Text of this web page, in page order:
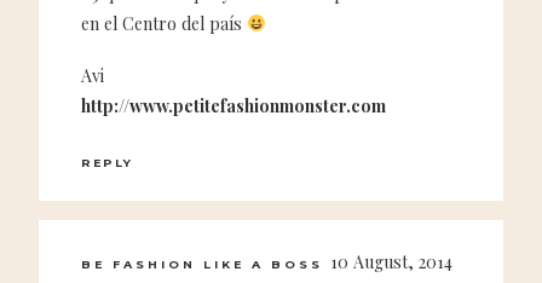
en el Centro del país
Avi
http://www.petitefashionmonster.com
REPLY
BE FASHION LIKE A BOSS
10 August, 2014